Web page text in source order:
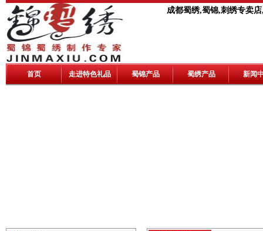
成都蜀绣,蜀锦,刺绣专卖
首页 走进特色礼品 蜀锦产品 蜀绣产品 新闻